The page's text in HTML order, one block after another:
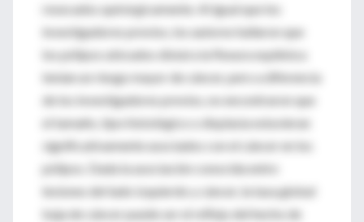
resecados quirúrgicamente. Al igual que los
investigadores previos, los autores hallaron que
los pólipos ubicados distal a la flexura esplénica
tenían un riesgo mayor de cáncer, pero a diferencia
de los investigadores previos, no encontraron que
el tamaño, tipo histológico o displasia estuvieran
significativamente asociados con el cáncer en los
pólipos. Dada la asociación conocida entre
lesiones del lado izquierdo y cáncer, la tasa global
baja de cáncer puede ser el reflejo del hecho de